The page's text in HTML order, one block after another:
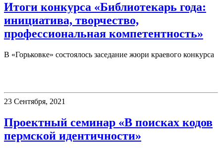
Итоги конкурса «Библиотекарь года:
инициатива, творчество,
профессиональная компетентность»
В «Горьковке» состоялось заседание жюри краевого конкурса
23 Сентября, 2021
Проектный семинар «В поисках кодов
пермской идентичности»